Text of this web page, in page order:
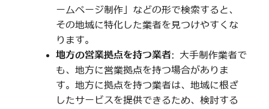
ームページ制作」などの形で検索すると、
その地域に特化した業者を見つけやすくな
ります。
地方の営業拠点を持つ業者: 大手制作業者で
も、地方に営業拠点を持つ場合がありま
す。地方に拠点を持つ業者は、地域に根ざ
したサービスを提供できるため、検討する